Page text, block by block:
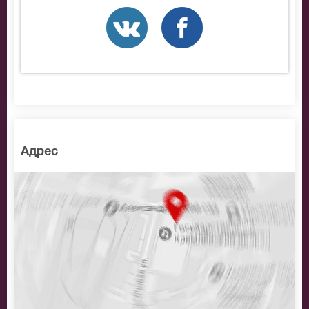
На нашем сайте всегда большой выбор билетов в
разные категории зрительного зала Театриум на
Серпуховке. Если не удалось найти нужные билеты
call-центр и мы обязательно подберем Вам лучшие
Адрес